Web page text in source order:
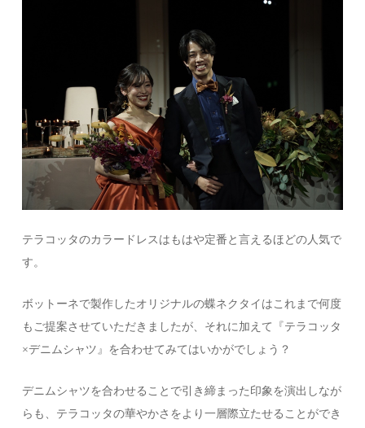
テラコッタのカラードレスはもはや定番と言えるほどの人気で
す。
ボットーネで製作したオリジナルの蝶ネクタイはこれまで何度
もご提案させていただきましたが、それに加えて『テラコッタ
×デニムシャツ』を合わせてみてはいかがでしょう？
デニムシャツを合わせることで引き締まった印象を演出しなが
らも、テラコッタの華やかさをより一層際立たせることができ